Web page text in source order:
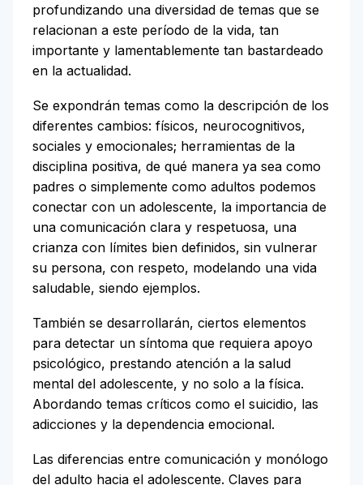
profundizando una diversidad de temas que se
relacionan a este período de la vida, tan
importante y lamentablemente tan bastardeado
en la actualidad.
Se expondrán temas como la descripción de los
diferentes cambios: físicos, neurocognitivos,
sociales y emocionales; herramientas de la
disciplina positiva, de qué manera ya sea como
padres o simplemente como adultos podemos
conectar con un adolescente, la importancia de
una comunicación clara y respetuosa, una
crianza con límites bien definidos, sin vulnerar
su persona, con respeto, modelando una vida
saludable, siendo ejemplos.
También se desarrollarán, ciertos elementos
para detectar un síntoma que requiera apoyo
psicológico, prestando atención a la salud
mental del adolescente, y no solo a la física.
Abordando temas críticos como el suicidio, las
adicciones y la dependencia emocional.
Las diferencias entre comunicación y monólogo
del adulto hacia el adolescente. Claves para